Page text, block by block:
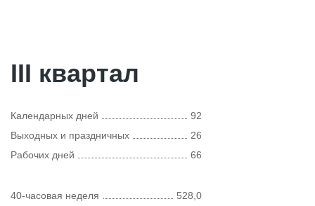
III квартал
Календарных дней
92
Выходных и праздничных
26
Рабочих дней
66
40-часовая неделя 528,0